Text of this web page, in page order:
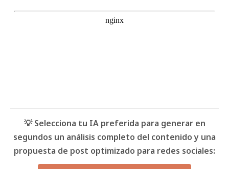
💡 Selecciona tu IA preferida para generar en
segundos un análisis completo del contenido y una
propuesta de post optimizado para redes sociales: